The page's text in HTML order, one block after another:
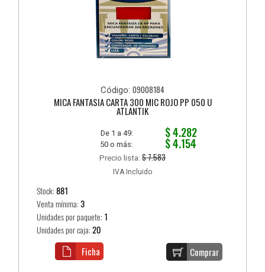
Código: 09008184
MICA FANTASIA CARTA 300 MIC ROJO PP 050 U
ATLANTIK
De 1 a 49: $ 4.282
50 o más: $ 4.154
Precio lista: $ 7.583
IVA Incluido
Stock:881
Venta mínima:3
Unidades por paquete: 1
Unidades por caja:20
Comprar
Ficha